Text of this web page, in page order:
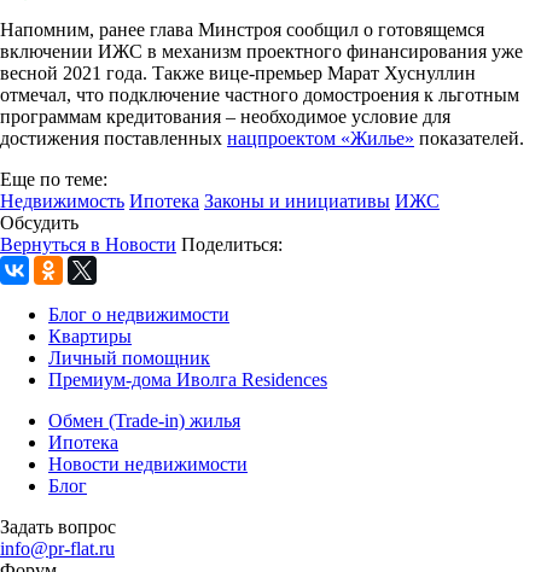
Напомним, ранее глава Минстроя сообщил о готовящемся
включении ИЖС в механизм проектного финансирования уже
весной 2021 года. Также вице-премьер Марат Хуснуллин
отмечал, что подключение частного домостроения к льготным
программам кредитования – необходимое условие для
достижения поставленных нацпроектом «Жилье» показателей.
Еще по теме:
Недвижимость Ипотека Законы и инициативы ИЖС
Обсудить
Вернуться в Новости Поделиться:
Блог о недвижимости
Квартиры
Личный помощник
Премиум-дома Иволга Residences
Обмен (Trade-in) жилья
Ипотека
Новости недвижимости
Блог
Задать вопрос
info@pr-flat.ru